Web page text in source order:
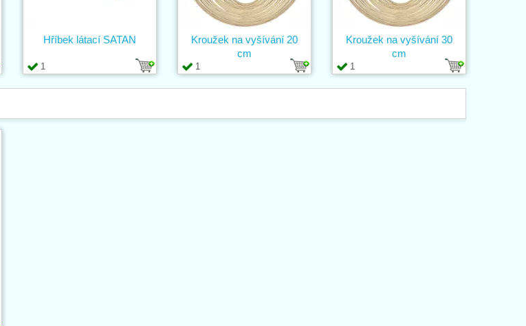
1
Hříbek látací SATAN
1
Kroužek na vyšívání 20
cm
1
Kroužek na vyšívání 30
cm